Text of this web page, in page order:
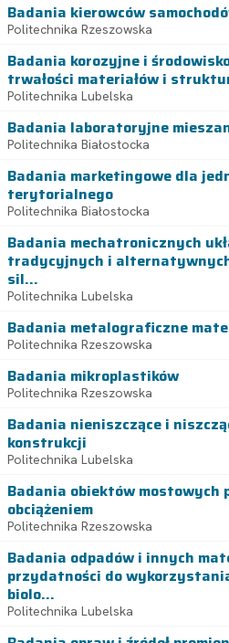
Badania kierowców
Politechnika Rzeszowska
Badania korozyjne i
trwałości materiałów i
Politechnika Lubelska
Badania laboratoryjne
Politechnika Białostocka
Badania marketingowe dla
terytorialnego
Politechnika Białostocka
Badania mechatronicznych
tradycyjnych i
sil...
Politechnika Lubelska
Badania metalograficzne
Politechnika Rzeszowska
Badania mikroplastików
Politechnika Rzeszowska
Badania nieniszczące i
konstrukcji
Politechnika Lubelska
Badania obiektów mostowych
obciążeniem
Politechnika Rzeszowska
Badania odpadów i innych
przydatności do
biolo...
Politechnika Lubelska